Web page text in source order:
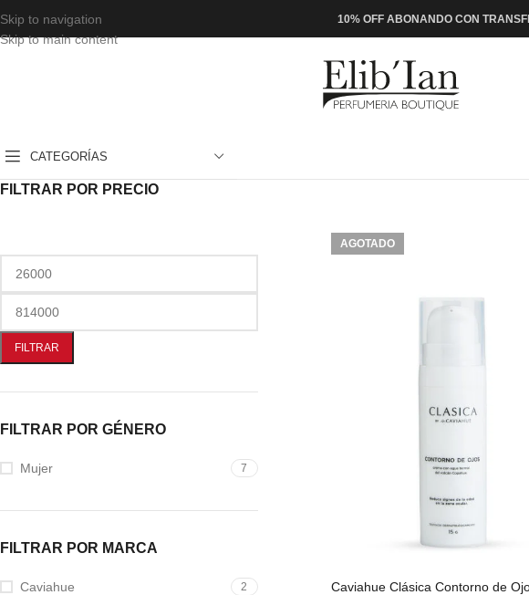
Skip to navigation
Skip to main content
10% OFF ABONANDO CON
CATEGORÍAS
FILTRAR POR PRECIO
FILTRAR
FILTRAR POR GÉNERO
Mujer 7
FILTRAR POR MARCA
Caviahue 2
AGOTADO
Caviahue Clásica Contorno de